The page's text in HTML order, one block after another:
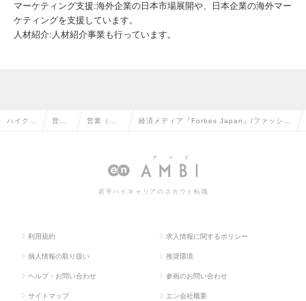
マーケティング支援:海外企業の日本市場展開や、日本企業の海外マー
ケティングを支援しています。
人材紹介:人材紹介事業も行っています。
ハイクラ 営業 営業（法 経済メディア『Forbes Japan』/ファッショ
の求人情報
若手ハイキャリアのスカウト転職
利用規約 求人情報に関するポリシー
個人情報の取り扱い 推奨環境
ヘルプ・お問い合わせ 参画のお問い合わせ
サイトマップ エン会社概要